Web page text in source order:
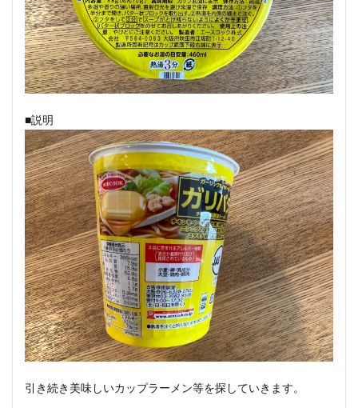
■説明
引き続き美味しいカップラーメン等を探していきます。